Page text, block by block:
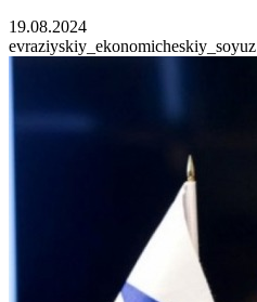
19.08.2024
evraziyskiy_ekonomicheskiy_soyuz